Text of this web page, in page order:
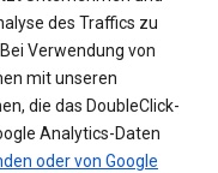
des Traffics zu
Verwendung von
mit unseren
die das DoubleClick-
Analytics-Daten
oder von Google